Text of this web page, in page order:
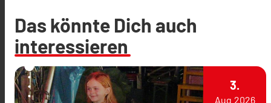
Das könnte Dich auch
interessieren
3.
Aug 2026